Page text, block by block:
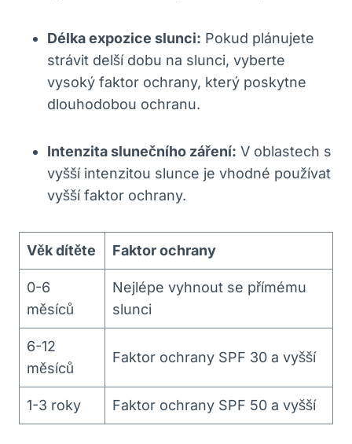
Délka expozice slunci: Pokud plánujete
strávit delší dobu na slunci, vyberte
vysoký faktor ochrany, který poskytne
dlouhodobou ochranu.
Intenzita slunečního záření: V oblastech s
vyšší intenzitou slunce je vhodné používat
vyšší faktor ochrany.
Věk dítěte Faktor ochrany
0-6
měsíců
Nejlépe vyhnout se přímému
slunci
6-12
měsíců
Faktor ochrany SPF 30 a vyšší
1-3 roky Faktor ochrany SPF 50 a vyšší